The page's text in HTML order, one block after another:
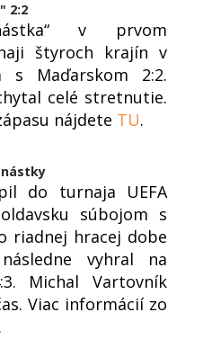
2:2
v prvom
štyroch krajín v
s Maďarskom 2:2.
celé stretnutie.
nájdete TU.
do turnaja UEFA
súbojom s
riadnej hracej dobe
vyhral na
Michal Vartovník
Viac informácií zo
.